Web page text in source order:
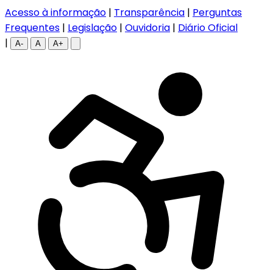
Acesso à informação | Transparência | Perguntas
Frequentes | Legislação | Ouvidoria | Diário Oficial
|
A- A A+